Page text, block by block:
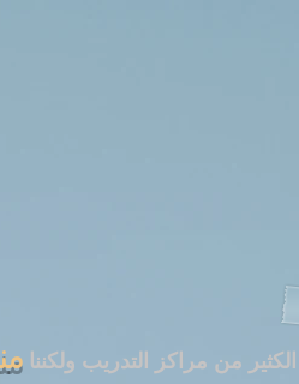
من مراكز التدريب ولكننا